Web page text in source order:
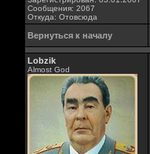
Сообщения: 2067
Откуда: Отовсюда
Вернуться к началу
Lobzik
Almost God